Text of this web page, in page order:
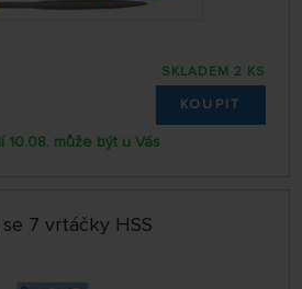
SKLADEM 2 KS
KOUPIT
10.08. může být u Vás
7 vrtáčky HSS